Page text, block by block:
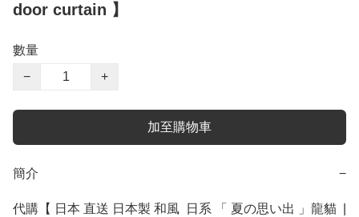
door curtain 】
數量
−
+
加至購物車
簡介 −
代購【 日本 直送 日本製 和風  日系 「 夏の思い出 」龍貓  |